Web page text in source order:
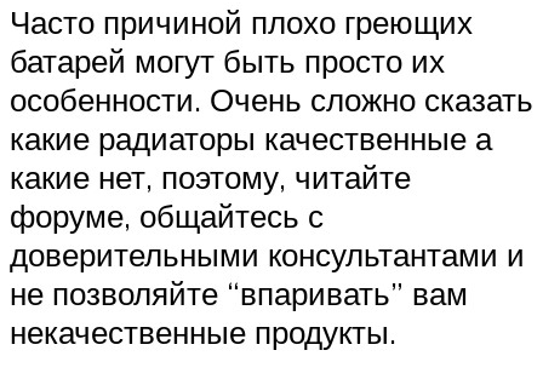
Часто причиной плохо греющих
батарей могут быть просто их
особенности. Очень сложно сказать
какие радиаторы качественные а
какие нет, поэтому, читайте
форуме, общайтесь с
доверительными консультантами и
не позволяйте “впаривать” вам
некачественные продукты.